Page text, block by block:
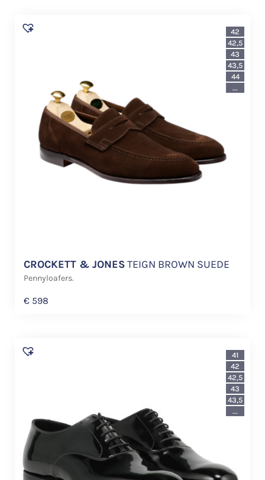
CROCKETT & JONESTEIGN BROWN SUEDE
Pennyloafers.
€ 598
42
42,5
43
43,5
44
...
41
42
42,5
43
43,5
...